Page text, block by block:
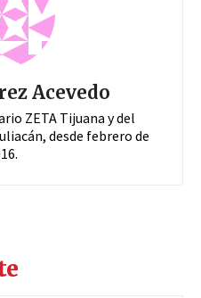
Acevedo
ZETA Tijuana y del
desde febrero de